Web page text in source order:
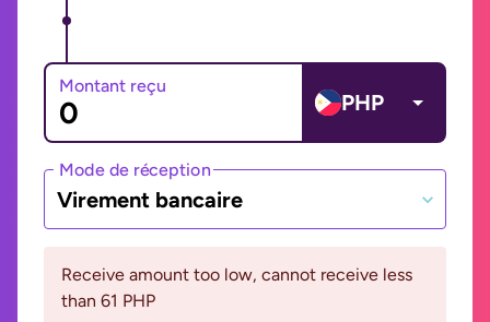
Montant reçu
PHP
Mode de réception
Virement bancaire
Receive amount too low, cannot receive less
than 61 PHP